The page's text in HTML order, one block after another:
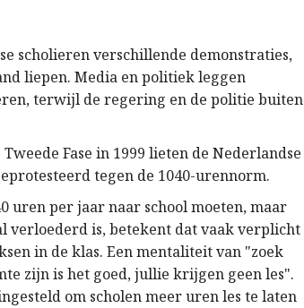
scholieren verschillende demonstraties,
liepen. Media en politiek leggen
terwijl de regering en de politie buiten
Fase in 1999 lieten de Nederlandse
tegen de 1040-urennorm.
uren per jaar naar school moeten, maar
verloederd is, betekent dat vaak verplicht
in de klas. Een mentaliteit van "zoek
zijn is het goed, jullie krijgen geen les".
om scholen meer uren les te laten